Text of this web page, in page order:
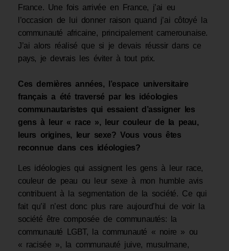
France. Une fois arrivée en France, j’ai eu
l’occasion de lui donner raison quand j’ai côtoyé la
communauté africaine, principalement camerounaise.
J’ai alors réalisé que si je devais réussir dans ce
pays, je devrais les éviter à tout prix.
Ces dernières années, l’espace universitaire
français a été traversé par les idéologies
communautaristes qui essaient d’assigner les
gens à leur « race », leur couleur de la peau,
leurs origines, leur sexe? Vous vous êtes
reconnue dans ces idéologies?
Les idéologies qui assignent les gens à leur race,
couleur de peau ou leur sexe à mon humble avis
contribuent à la segmentation de la société. Ce qui
fait qu’il n’est donc plus rare aujourd’hui de voir la
société être composée de communautés: la
communauté LGBT, la communauté « noire » ou
« racisée », la communauté juive, musulmane,